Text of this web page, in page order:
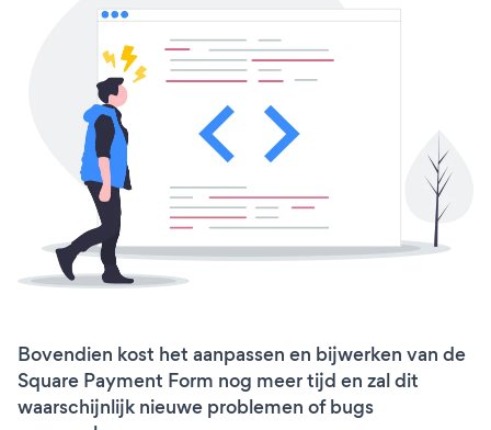
Bovendien kost het aanpassen en bijwerken van de
Square Payment Form nog meer tijd en zal dit
waarschijnlijk nieuwe problemen of bugs